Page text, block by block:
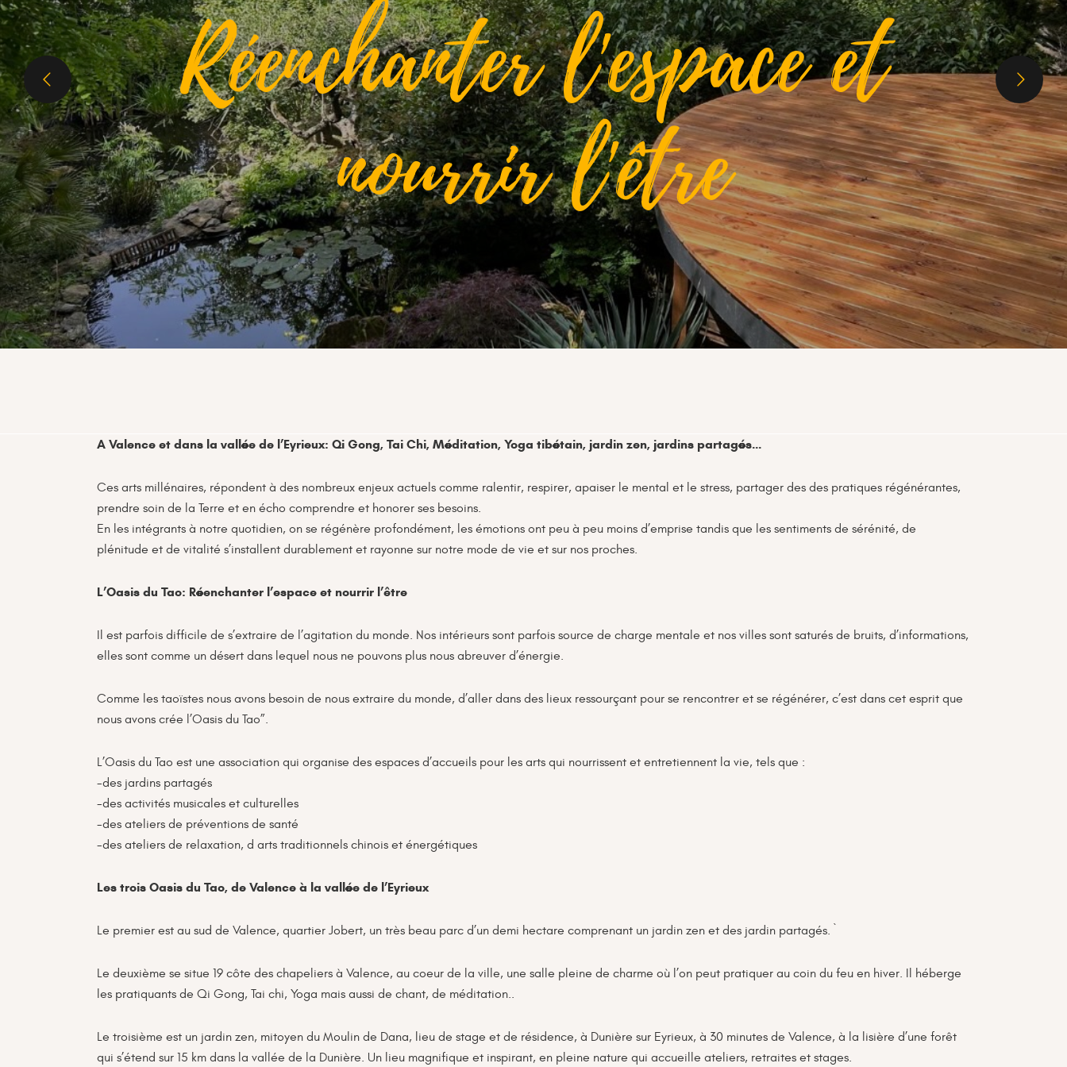
Réenchanter l'espace et
nourrir l'être
A Valence et dans la vallée de l’Eyrieux: Qi Gong, Tai Chi, Méditation, Yoga tibétain, jardin zen, jardins partagés…
Ces arts millénaires, répondent à des nombreux enjeux actuels comme ralentir, respirer, apaiser le mental et le stress, partager des des pratiques régénérantes,
prendre soin de la Terre et en écho comprendre et honorer ses besoins.
En les intégrants à notre quotidien, on se régénère profondément, les émotions ont peu à peu moins d’emprise tandis que les sentiments de sérénité, de
plénitude et de vitalité s’installent durablement et rayonne sur notre mode de vie et sur nos proches.
L’Oasis du Tao: Réenchanter l’espace et nourrir l’être
Il est parfois difficile de s’extraire de l’agitation du monde. Nos intérieurs sont parfois source de charge mentale et nos villes sont saturés de bruits, d’informations,
elles sont comme un désert dans lequel nous ne pouvons plus nous abreuver d’énergie.
Comme les taoïstes nous avons besoin de nous extraire du monde, d’aller dans des lieux ressourçant pour se rencontrer et se régénérer, c’est dans cet esprit que
nous avons crée l’Oasis du Tao”.
L’Oasis du Tao est une association qui organise des espaces d’accueils pour les arts qui nourrissent et entretiennent la vie, tels que :
-des jardins partagés
-des activités musicales et culturelles
-des ateliers de préventions de santé
-des ateliers de relaxation, d arts traditionnels chinois et énergétiques
Les trois Oasis du Tao, de Valence à la vallée de l’Eyrieux
Le premier est au sud de Valence, quartier Jobert, un très beau parc d’un demi hectare comprenant un jardin zen et des jardin partagés. `
Le deuxième se situe 19 côte des chapeliers à Valence, au coeur de la ville, une salle pleine de charme où l’on peut pratiquer au coin du feu en hiver. Il héberge
les pratiquants de Qi Gong, Tai chi, Yoga mais aussi de chant, de méditation..
Le troisième est un jardin zen, mitoyen du Moulin de Dana, lieu de stage et de résidence, à Dunière sur Eyrieux, à 30 minutes de Valence, à la lisière d’une forêt
qui s’étend sur 15 km dans la vallée de la Dunière. Un lieu magnifique et inspirant, en pleine nature qui accueille ateliers, retraites et stages.